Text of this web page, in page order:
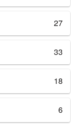
27
33
18
6